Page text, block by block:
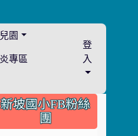
園
專區
登
入
新坡國小FB粉絲
團